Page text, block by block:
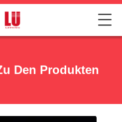
Den Produkten